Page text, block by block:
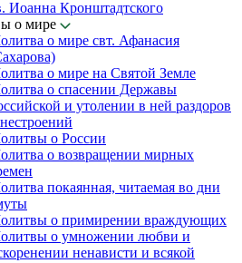
Иоанна Кронштадтского
о мире
о мире свт. Афанасия
о мире на Святой Земле
о спасении Державы
и утолении в ней раздоров
о России
о возвращении мирных
покаянная, читаемая во дни
о примирении враждующих
о умножении любви и
ненависти и всякой